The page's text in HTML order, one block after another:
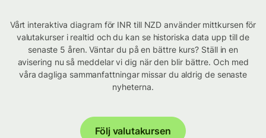
Vårt interaktiva diagram för INR till NZD använder mittkursen för
valutakurser i realtid och du kan se historiska data upp till de
senaste 5 åren. Väntar du på en bättre kurs? Ställ in en
avisering nu så meddelar vi dig när den blir bättre. Och med
våra dagliga sammanfattningar missar du aldrig de senaste
nyheterna.
Följ valutakursen